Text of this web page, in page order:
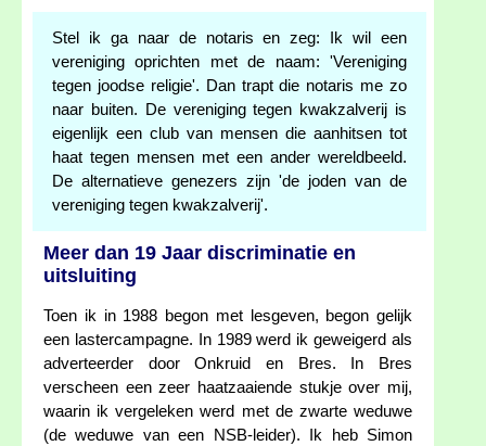
Stel ik ga naar de notaris en zeg: Ik wil een
vereniging oprichten met de naam: 'Vereniging
tegen joodse religie'. Dan trapt die notaris me zo
naar buiten. De vereniging tegen kwakzalverij is
eigenlijk een club van mensen die aanhitsen tot
haat tegen mensen met een ander wereldbeeld.
De alternatieve genezers zijn 'de joden van de
vereniging tegen kwakzalverij'.
Meer dan 19 Jaar discriminatie en
uitsluiting
Toen ik in 1988 begon met lesgeven, begon gelijk
een lastercampagne. In 1989 werd ik geweigerd als
adverteerder door Onkruid en Bres. In Bres
verscheen een zeer haatzaaiende stukje over mij,
waarin ik vergeleken werd met de zwarte weduwe
(de weduwe van een NSB-leider). Ik heb Simon